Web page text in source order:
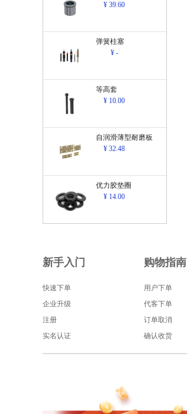
¥ 39.60
弹簧柱塞
¥ -
等高套
¥ 10.00
自润滑薄型耐磨板
¥ 32.48
优力胶垫圈
¥ 14.00
新手入门
快速下单
企业升级
注册
实名认证
购物指南
用户下单
代客下单
订单取消
确认收货